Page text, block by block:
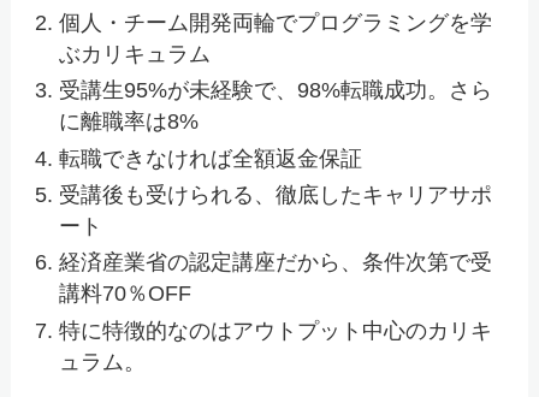
個人・チーム開発両輪でプログラミングを学
ぶカリキュラム
受講生95%が未経験で、98%転職成功。さら
に離職率は8%
転職できなければ全額返金保証
受講後も受けられる、徹底したキャリアサポ
ート
経済産業省の認定講座だから、条件次第で受
講料70％OFF
特に特徴的なのはアウトプット中心のカリキ
ュラム。